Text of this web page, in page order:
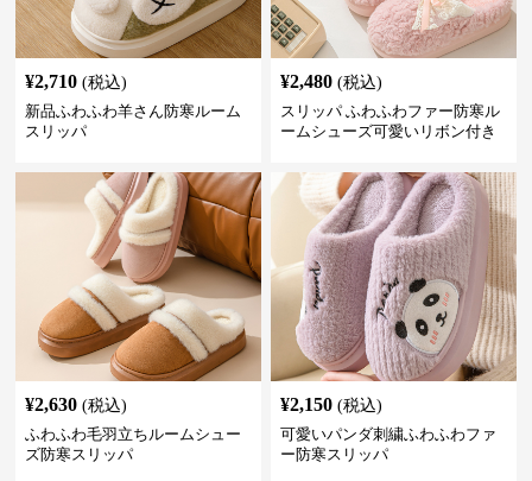
¥2,710 (税込)
新品ふわふわ羊さん防寒ルーム
スリッパ
¥2,480 (税込)
スリッパ ふわふわファー防寒ル
ームシューズ可愛いリボン付き
¥2,630 (税込)
ふわふわ毛羽立ちルームシュー
ズ防寒スリッパ
¥2,150 (税込)
可愛いパンダ刺繍ふわふわファ
ー防寒スリッパ